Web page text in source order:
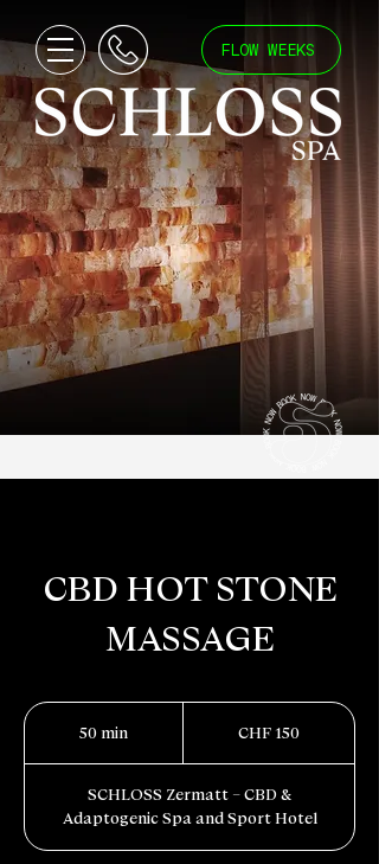
FLOW WEEKS
CBD HOT STONE
MASSAGE
50 min
i
n
CHF 150
SCHLOSS Zermatt – CBD &
Adaptogenic Spa and Sport Hotel